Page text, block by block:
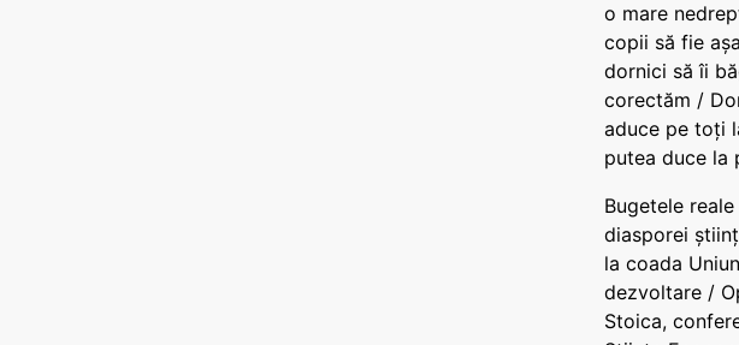
o mare
copii să fie
dornici să îi
corectăm /
aduce pe toți
putea duce la
Bugetele
diasporei
la coada
dezvoltare /
Stoica,